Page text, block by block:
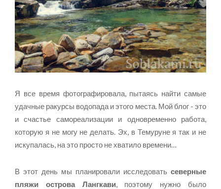
Я все время фотографировала, пытаясь найти самые
удачные ракурсы водопада и этого места. Мой блог - это
и счастье самореализации и одновременно работа,
которую я не могу не делать. Эх, в Темуруне я так и не
искупалась, на это просто не хватило времени…
В этот день мы планировали исследовать северные
пляжи острова Лангкави, поэтому нужно было